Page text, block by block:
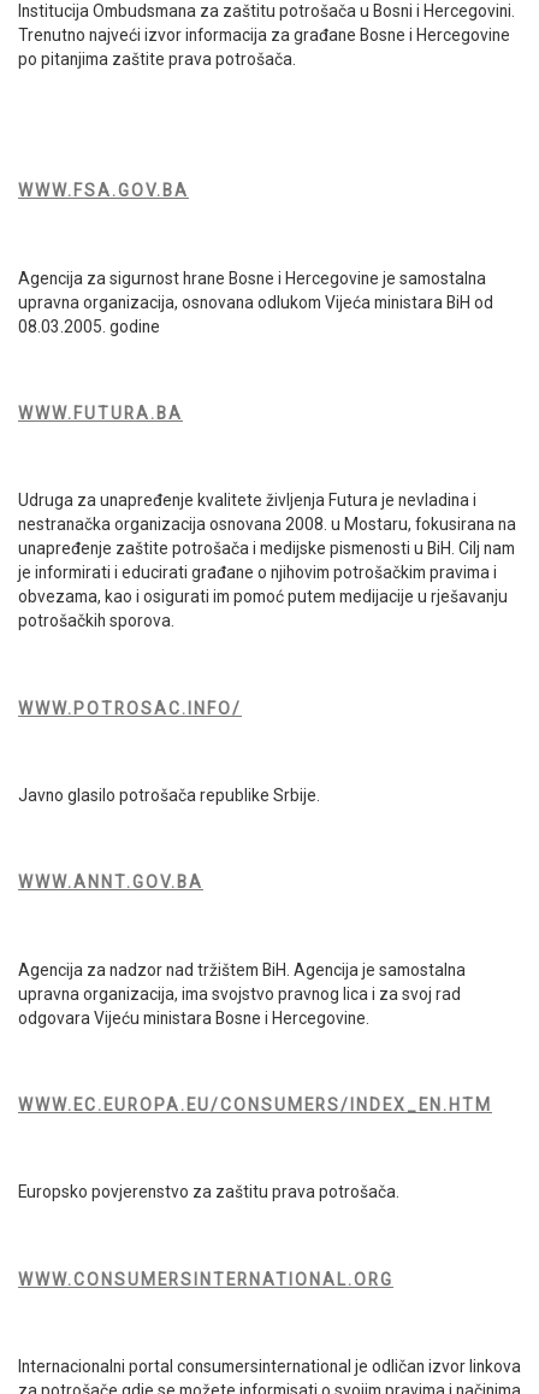
Institucija Ombudsmana za zaštitu potrošača u Bosni i Hercegovini.
Trenutno najveći izvor informacija za građane Bosne i Hercegovine
po pitanjima zaštite prava potrošača.
WWW.FSA.GOV.BA
Agencija za sigurnost hrane Bosne i Hercegovine je samostalna
upravna organizacija, osnovana odlukom Vijeća ministara BiH od
08.03.2005. godine
WWW.FUTURA.BA
Udruga za unapređenje kvalitete življenja Futura je nevladina i
nestranačka organizacija osnovana 2008. u Mostaru, fokusirana na
unapređenje zaštite potrošača i medijske pismenosti u BiH. Cilj nam
je informirati i educirati građane o njihovim potrošačkim pravima i
obvezama, kao i osigurati im pomoć putem medijacije u rješavanju
potrošačkih sporova.
WWW.POTROSAC.INFO/
Javno glasilo potrošača republike Srbije.
WWW.ANNT.GOV.BA
Agencija za nadzor nad tržištem BiH. Agencija je samostalna
upravna organizacija, ima svojstvo pravnog lica i za svoj rad
odgovara Vijeću ministara Bosne i Hercegovine.
WWW.EC.EUROPA.EU/CONSUMERS/INDEX_EN.HTM
Europsko povjerenstvo za zaštitu prava potrošača.
WWW.CONSUMERSINTERNATIONAL.ORG
Internacionalni portal consumersinternational je odličan izvor linkova